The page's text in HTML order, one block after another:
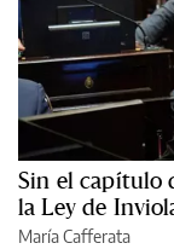
Sin el capítulo
la Ley de
María Cafferata